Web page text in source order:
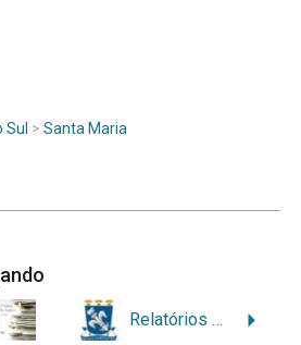
Sul >Santa Maria
Relatórios Técnicos do Departamento de Arquivologia